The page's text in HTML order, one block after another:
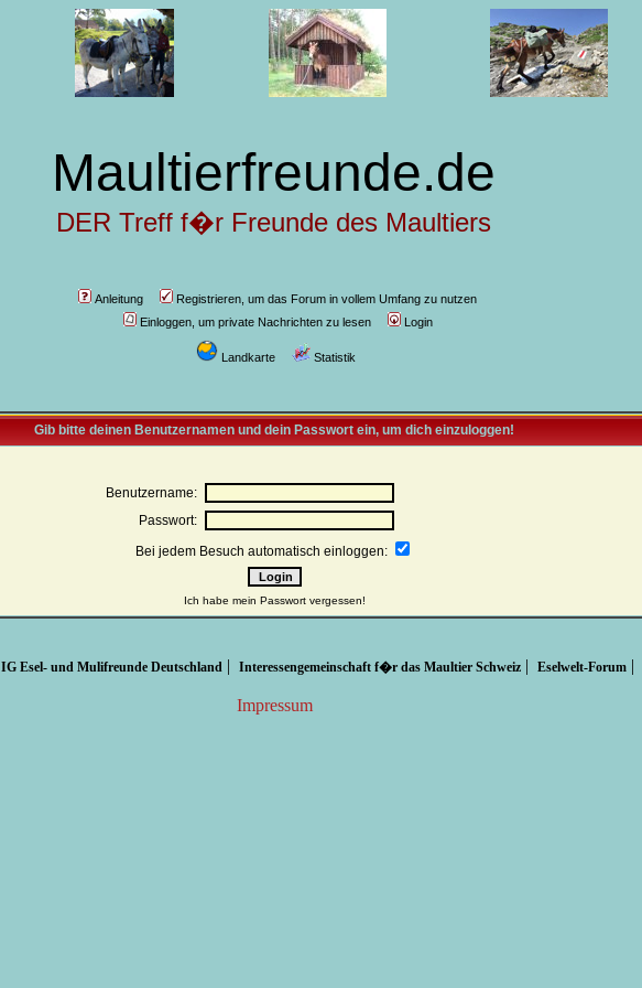
Maultierfreunde.de
DER Treff f�r Freunde des Maultiers
Anleitung
Registrieren, um das Forum in vollem Umfang zu nutzen
Einloggen, um private Nachrichten zu lesen
Login
Landkarte Statistik
Gib bitte deinen Benutzernamen und dein Passwort ein, um dich einzuloggen!
Benutzername:
Passwort:
Bei jedem Besuch automatisch einloggen:
Ich habe mein Passwort vergessen!
IG Esel- und Mulifreunde Deutschland | Interessengemeinschaft f�r das Maultier Schweiz | Eselwelt-Forum |
Impressum